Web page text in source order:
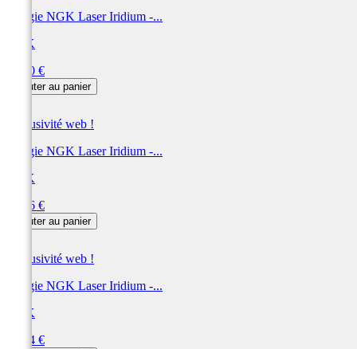
Bougie NGK Laser Iridium -...
NGK
60,00 €
Ajouter au panier
Exclusivité web !
Bougie NGK Laser Iridium -...
NGK
59,76 €
Ajouter au panier
Exclusivité web !
Bougie NGK Laser Iridium -...
NGK
59,64 €